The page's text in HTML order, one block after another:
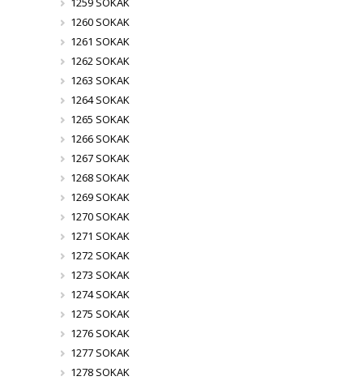
1260 SOKAK
1261 SOKAK
1262 SOKAK
1263 SOKAK
1264 SOKAK
1265 SOKAK
1266 SOKAK
1267 SOKAK
1268 SOKAK
1269 SOKAK
1270 SOKAK
1271 SOKAK
1272 SOKAK
1273 SOKAK
1274 SOKAK
1275 SOKAK
1276 SOKAK
1277 SOKAK
1278 SOKAK